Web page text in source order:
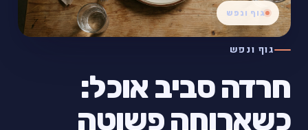
גוף ונפש
חרדה סביב אוכל:
כשארוחה פשוטה
גוף ונפש